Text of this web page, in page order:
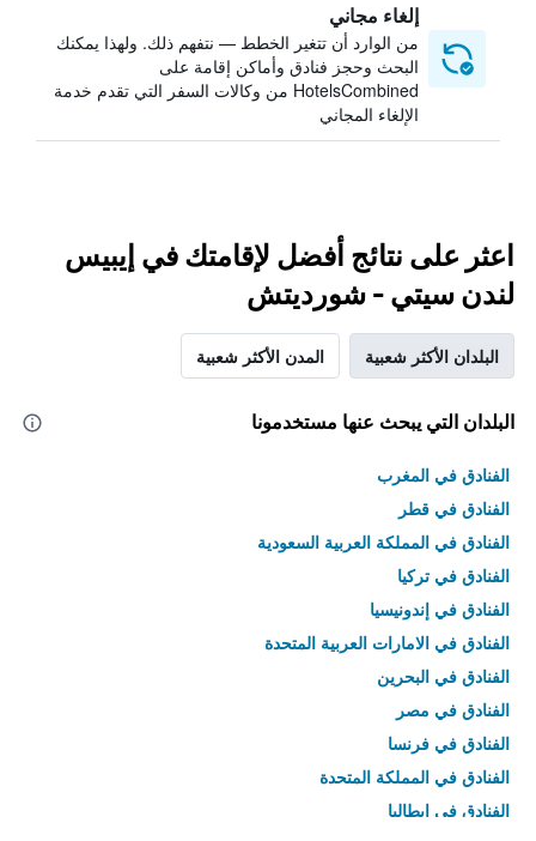
إلغاء مجاني
من الوارد أن تتغير الخطط — نتفهم ذلك. ولهذا يمكنك
البحث وحجز فنادق وأماكن إقامة على
HotelsCombined من وكالات السفر التي تقدم خدمة
الإلغاء المجاني
اعثر على نتائج أفضل لإقامتك في إيبيس
لندن سيتي - شورديتش
البلدان الأكثر شعبية المدن الأكثر شعبية
البلدان التي يبحث عنها مستخدمونا
الفنادق في المغرب
الفنادق في قطر
الفنادق في المملكة العربية السعودية
الفنادق في تركيا
الفنادق في إندونيسيا
الفنادق في الامارات العربية المتحدة
الفنادق في البحرين
الفنادق في مصر
الفنادق في فرنسا
الفنادق في المملكة المتحدة
الفنادق في إيطاليا